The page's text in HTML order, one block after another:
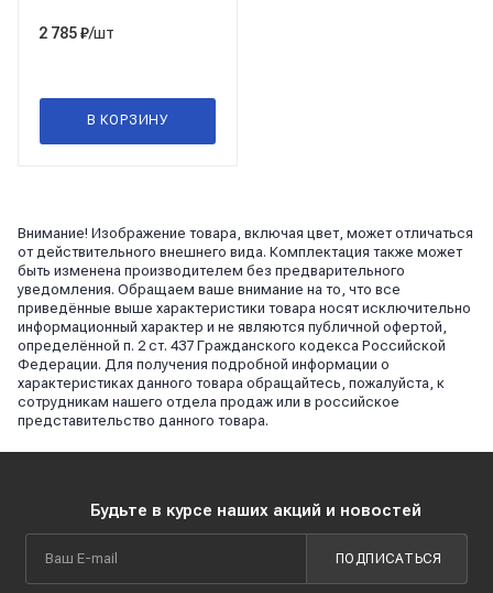
2 785₽/шт
В КОРЗИНУ
Внимание! Изображение товара, включая цвет, может отличаться
от действительного внешнего вида. Комплектация также может
быть изменена производителем без предварительного
уведомления. Обращаем ваше внимание на то, что все
приведённые выше характеристики товара носят исключительно
информационный характер и не являются публичной офертой,
определённой п. 2 ст. 437 Гражданского кодекса Российской
Федерации. Для получения подробной информации о
характеристиках данного товара обращайтесь, пожалуйста, к
сотрудникам нашего отдела продаж или в российское
представительство данного товара.
Будьте в курсе наших акций и новостей
ПОДПИСАТЬСЯ